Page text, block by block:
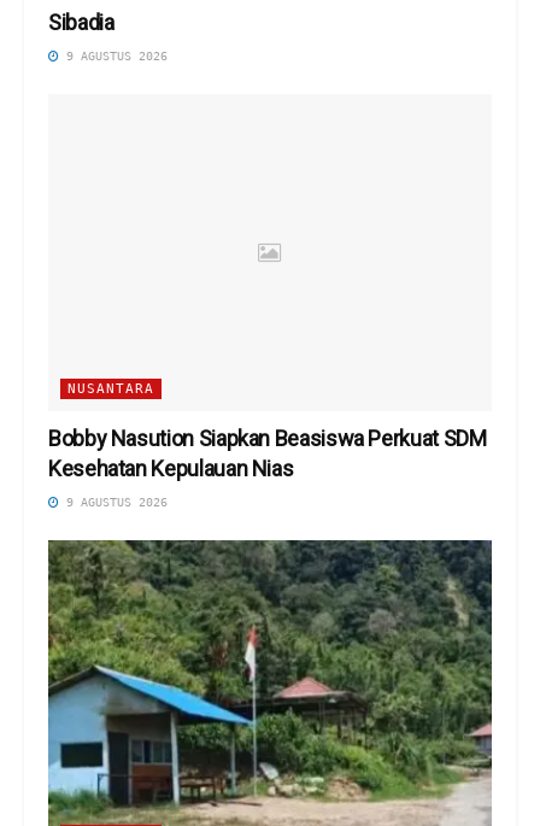
Sibadia
9 AGUSTUS 2026
NUSANTARA
Bobby Nasution Siapkan Beasiswa Perkuat SDM
Kesehatan Kepulauan Nias
9 AGUSTUS 2026